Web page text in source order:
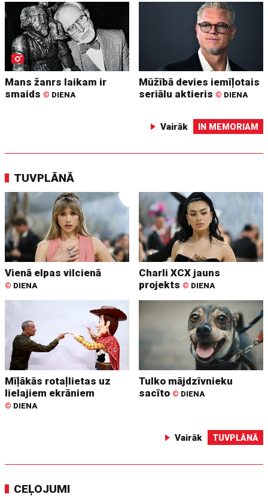
Mans žanrs laikam ir
smaids © DIENA
Mūžībā devies iemīļotais
seriālu aktieris © DIENA
Vairāk IN MEMORIAM
TUVPLĀNĀ
Vienā elpas vilcienā
© DIENA
Charli XCX jauns
projekts © DIENA
Mīļākās rotaļlietas uz
lielajiem ekrāniem
© DIENA
Tulko mājdzīvnieku
sacīto © DIENA
Vairāk TUVPLĀNĀ
CEĻOJUMI